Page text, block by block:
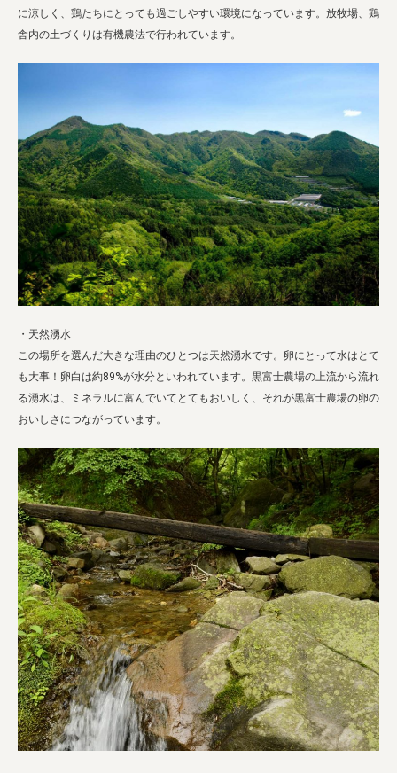
に涼しく、鶏たちにとっても過ごしやすい環境になっています。放牧場、鶏
舎内の土づくりは有機農法で行われています。
・天然湧水
この場所を選んだ大きな理由のひとつは天然湧水です。卵にとって水はとて
も大事！卵白は約89%が水分といわれています。黒富士農場の上流から流れ
る湧水は、ミネラルに富んでいてとてもおいしく、それが黒富士農場の卵の
おいしさにつながっています。